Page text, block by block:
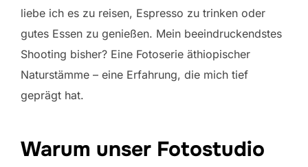
liebe ich es zu reisen, Espresso zu trinken oder
gutes Essen zu genießen. Mein beeindruckendstes
Shooting bisher? Eine Fotoserie äthiopischer
Naturstämme – eine Erfahrung, die mich tief
geprägt hat.
Warum unser Fotostudio